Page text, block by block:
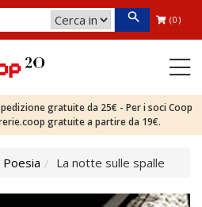
(0)
gratuite da 25€ - Per i soci Coop
gratuite a partire da 19€.
Poesia La notte sulle spalle